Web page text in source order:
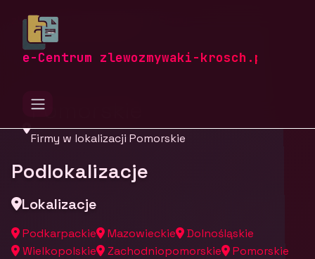
e-Centrum zlewozmywaki-krosch.pl
zlewozmywaki-krosch.pl
Firmy z województwa
Pomorskie
Firmy w lokalizacji Pomorskie
Podlokalizacje
Lokalizacje
Podkarpackie Mazowieckie
Dolnośląskie
Wielkopolskie
Zachodniopomorskie
Pomorskie